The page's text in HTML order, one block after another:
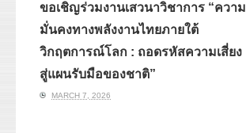
ขอเชิญร่วมงานเสวนาวิชาการ “ความ
มั่นคงทางพลังงานไทยภายใต้
วิกฤตการณ์โลก : ถอดรหัสความเสี่ยง
สู่แผนรับมือของชาติ”
MARCH 7, 2026